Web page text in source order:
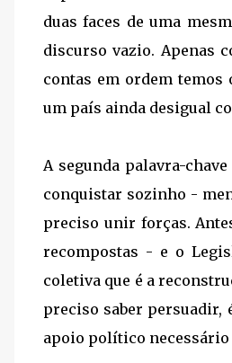
duas faces de uma
discurso vazio. Apenas
contas em ordem
um país ainda desigual
A segunda palavra-
conquistar sozinho -
preciso unir forças.
recompostas - e o
coletiva que é a
preciso saber persuadir,
apoio político necessário